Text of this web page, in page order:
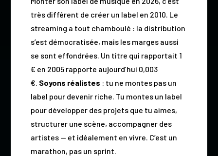
très différent de créer un label en 2010. Le
streaming a tout chamboulé : la distribution
s’est démocratisée, mais les marges aussi
se sont effondrées. Un titre qui rapportait 1
€ en 2005 rapporte aujourd’hui 0,003
€. Soyons réalistes : tu ne montes pas un
label pour devenir riche. Tu montes un label
pour développer des projets que tu aimes,
structurer une scène, accompagner des
artistes — et idéalement en vivre. C’est un
marathon, pas un sprint.